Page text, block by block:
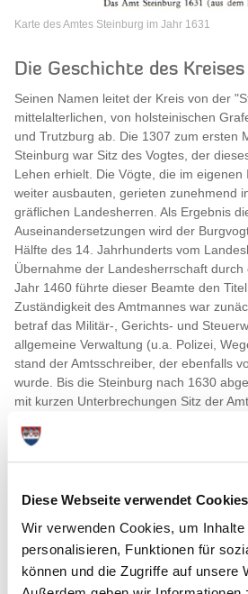
Diese Webseite verwendet Cookies
Wir verwenden Cookies, um
personalisieren, Funktionen für
können und die Zugriffe auf unsere
Karte des Amtes Steinburg im Jahr 1631
Die Geschichte des
Seinen Namen leitet der Kreis von der
mittelalterlichen, von holsteinischen
und Trutzburg ab. Die 1307 zum ersten
Steinburg war Sitz des Vogtes, der
Lehen erhielt. Die Vögte, die im eigenen
weiter ausbauten, gerieten zunehmend
gräflichen Landesherren. Als Ergebnis
Auseinandersetzungen wird der
Hälfte des 14. Jahrhunderts vom
Übernahme der Landesherrschaft durch
Jahr 1460 führte dieser Beamte den
Zuständigkeit des Amtmannes war
betraf das Militär-, Gerichts- und
allgemeine Verwaltung (u.a. Polizei,
stand der Amtsschreiber, der ebenfalls
wurde. Bis die Steinburg nach 1630
mit kurzen Unterbrechungen Sitz der
aus verwaltet. Im Jahr 1867 trat durch
Herzogtümer Schleswig und Holstein
Amtmannes trat nun der Königlich
24.12.1866 und des königlichen
12.01.1867 die Herzogtümer in
Steinburg ist aufgrund der königlichen
22.09.1867 wesentlich vergrößert